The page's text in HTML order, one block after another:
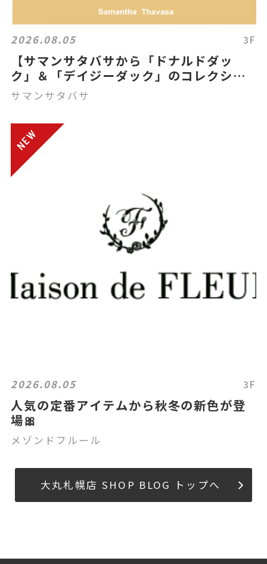
2026.08.05 3F
【サマンサタバサから「ドナルドダッ
ク」＆「デイジーダック」のコレクショ
ンアイテムを発売！】
サマンサタバサ
2026.08.05 3F
人気の定番アイテムから秋冬の新色が登
場🎀
メゾンドフルール
大丸札幌店 SHOP BLOG トップへ